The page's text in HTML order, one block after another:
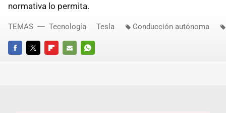
normativa lo permita.
FACEBOOKTWITTERFLIPBOARD
E-
WHATSAPP
TEMAS Tecnología Tesla Conducción autónoma